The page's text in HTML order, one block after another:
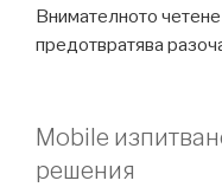
Внимателното
предотвратява
Mobile
решения